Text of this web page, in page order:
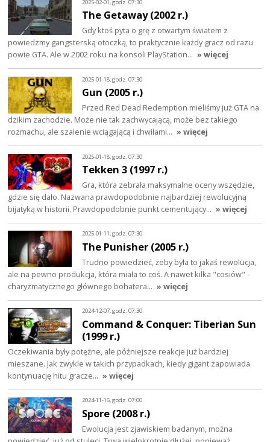
2025-02-01, godz. 07:30
The Getaway (2002 r.)
Gdy ktoś pyta o grę z otwartym światem z
powiedzmy gangsterską otoczką, to praktycznie każdy gracz od razu
powie GTA. Ale w 2002 roku na konsoli PlayStation… » więcej
2025-01-18, godz. 07:30
Gun (2005 r.)
Przed Red Dead Redemption mieliśmy już GTA na
dzikim zachodzie. Może nie tak zachwycającą, może bez takiego
rozmachu, ale szalenie wciągającą i chwilami… » więcej
2025-01-18, godz. 07:30
Tekken 3 (1997 r.)
Gra, która zebrała maksymalne oceny wszędzie,
gdzie się dało. Nazwana prawdopodobnie najbardziej rewolucyjną
bijatyką w historii. Prawdopodobnie punkt cementujący… » więcej
2025-01-11, godz. 07:30
The Punisher (2005 r.)
Trudno powiedzieć, żeby była to jakaś rewolucja,
ale na pewno produkcja, która miała to coś. A nawet kilka "cosiów" -
charyzmatycznego głównego bohatera… » więcej
2024-12-07, godz. 07:30
Command & Conquer: Tiberian Sun
(1999 r.)
Oczekiwania były potężne, ale późniejsze reakcje już bardziej
mieszane. Jak zwykle w takich przypadkach, kiedy gigant zapowiada
kontynuację hitu gracze… » więcej
2024-11-16, godz. 07:00
Spore (2008 r.)
Ewolucja jest zjawiskiem badanym, można